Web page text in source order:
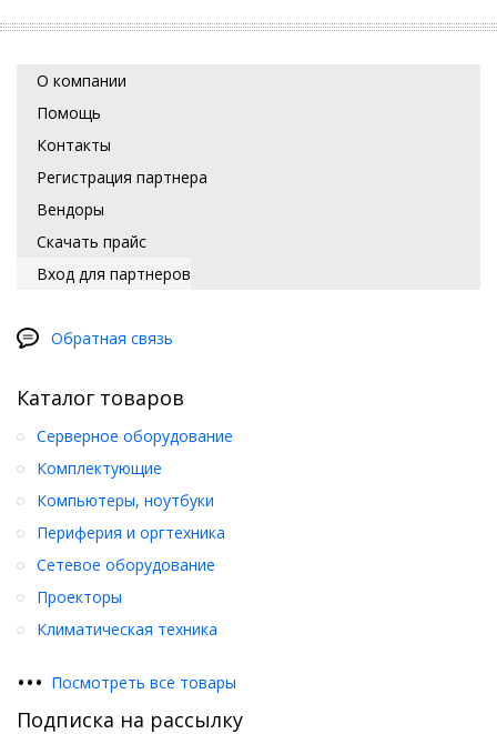
О компании
Помощь
Контакты
Регистрация партнера
Вендоры
Скачать прайс
Вход для партнеров
Обратная связь
Каталог товаров
Серверное оборудование
Комплектующие
Компьютеры, ноутбуки
Периферия и оргтехника
Сетевое оборудование
Проекторы
Климатическая техника
••• Посмотреть все товары
Подписка на рассылку